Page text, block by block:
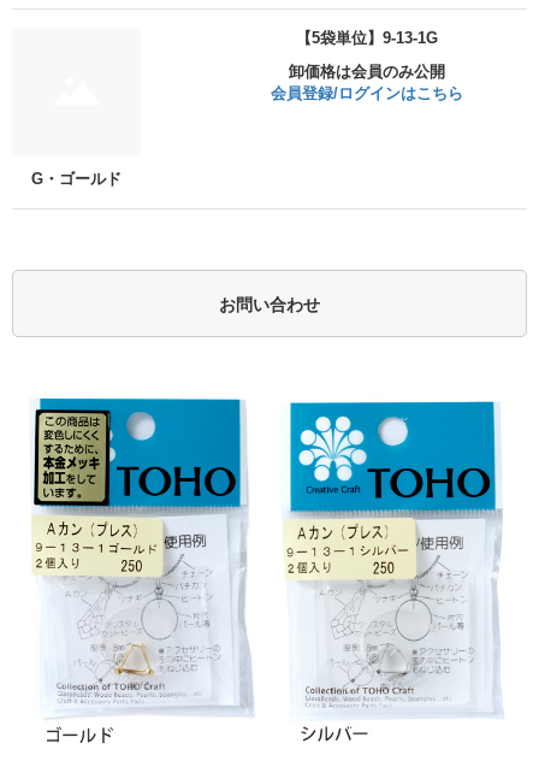
G・ゴールド
【5袋単位】9-13-1G
卸価格は会員のみ公開
会員登録/ログインはこちら
お問い合わせ